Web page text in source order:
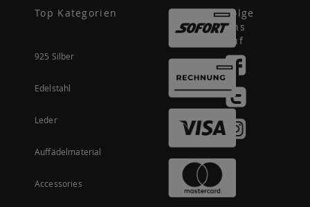
Top Kategorien
925 Silber
Edelstahl
Leder
Auffädelmaterial
Accessories
Folge
uns
auf